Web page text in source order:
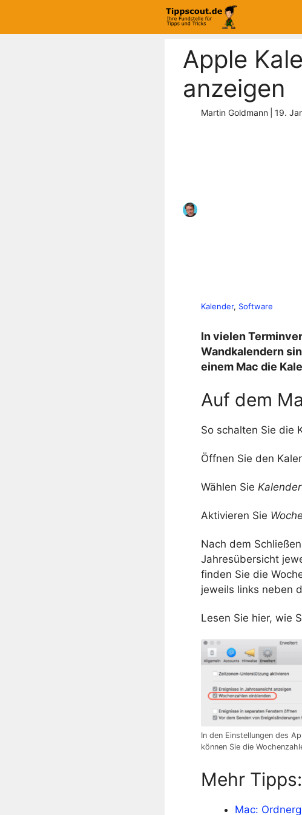
springen
Apple
anzeigen
Martin Goldmann 19.
Kalender, Software
In vielen
Wandkalendern
einem Mac die
Auf dem
So schalten Sie die
Öffnen Sie den
Wählen Sie
Aktivieren Sie
Nach dem
Jahresübersicht
finden Sie die
jeweils links neben
Lesen Sie hier, wie
In den Einstellungen des
können Sie die
Mehr Tipps:
Mac: